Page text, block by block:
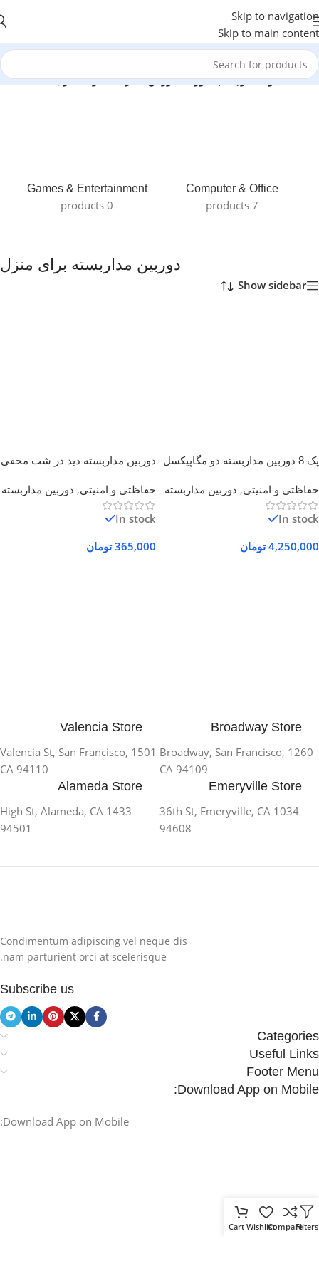
Skip to navigation
Skip to main content
خانه/محصولات برچسب خورده “دوربین مداربسته برای منزل”
Computer & Office
7 products
Games & Entertainment
0 products
دوربین مداربسته برای منزل
Show sidebar
پک 8 دوربین مداربسته دو مگاپیکسل
حفاظتی و امنیتی, دوربین مداربسته
In stock
4,250,000 تومان
دوربین مداربسته دید در شب مخفی
حفاظتی و امنیتی, دوربین مداربسته
In stock
365,000 تومان
Broadway Store
1260 Broadway, San Francisco,
CA 94109
Valencia Store
1501 Valencia St, San Francisco,
CA 94110
Emeryville Store
1034 36th St, Emeryville, CA
94608
Alameda Store
1433 High St, Alameda, CA
94501
Condimentum adipiscing vel neque dis
nam parturient orci at scelerisque.
Subscribe us
Categories
Useful Links
Footer Menu
Download App on Mobile:
Download App on Mobile:
Filters
Compare
Wishlist
Cart